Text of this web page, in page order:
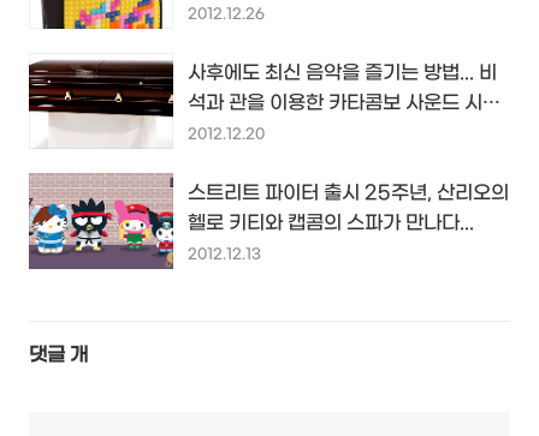
2012.12.26
사후에도 최신 음악을 즐기는 방법... 비
석과 관을 이용한 카타콤보 사운드 시스
템
2012.12.20
스트리트 파이터 출시 25주년, 산리오의
헬로 키티와 캡콤의 스파가 만나다...
2012.12.13
댓글 개